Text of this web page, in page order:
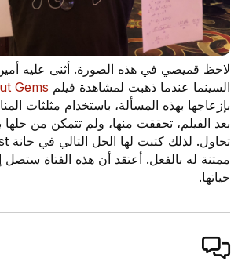
لاحظ قميصي في هذه الصورة. أثنى عليه
السينما عندما ذهبت لمشاهدة فيلمGems
بعد الفيلم، تحققت منها، ولم تتمكن من حلها
ممتنة له بالفعل. أعتقد أن هذه الفتاة ستصل
حياتها.